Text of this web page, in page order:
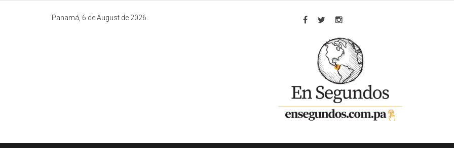
Panamá, 6 de August de 2026.
Facebook
TwitterInstagram